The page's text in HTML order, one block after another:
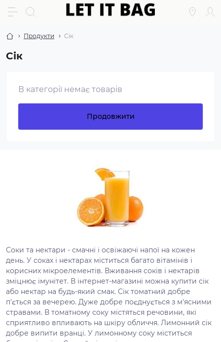
Продукти Сік
Сік
В категорії немає товарів
Продовжити
Соки та нектари - смачні і освіжаючі напої на кожен
день. У соках і нектарах міститься багато вітамінів і
корисних мікроелементів. Вживання соків і нектарів
зміцнює імунітет. В інтернет-магазині можна купити сік
або нектар на будь-який смак. Сік томатний добре
п'ється за вечерею. Дуже добре поєднується з м'ясними
стравами. В томатному соку містяться речовини, які
сприятливо впливають на шкіру обличчя. Лимонний сік
добре випити вранці. У лимонному соку міститься